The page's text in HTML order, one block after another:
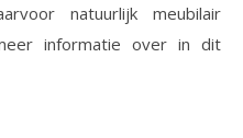
natuurlijk meubilair
informatie over in dit